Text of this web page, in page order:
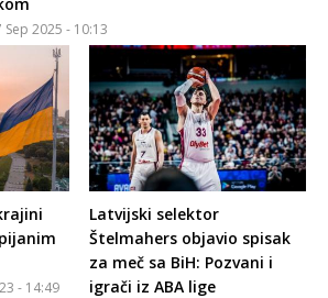
Sep 2025 - 10:13
- 14:49
Latvijski selektor
Štelmahers objavio spisak
za meč sa BiH: Pozvani i
igrači iz ABA lige